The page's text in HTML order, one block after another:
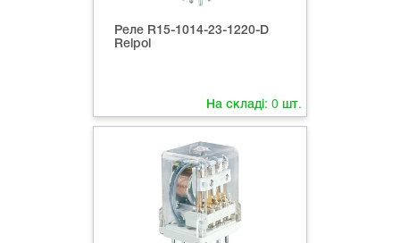
Реле R15-1014-23-1220-D
Relpol
На складі: 0 шт.